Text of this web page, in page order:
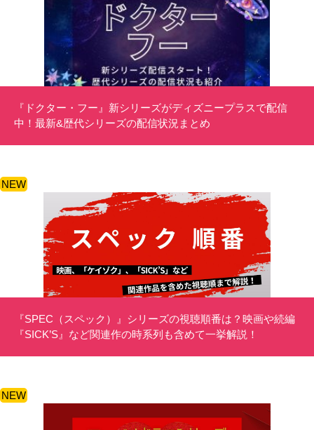
『ドクター・フー』新シリーズがディズニープラスで配信
中！最新&歴代シリーズの配信状況まとめ
NEW
『SPEC（スペック）』シリーズの視聴順番は？映画や続編
『SICK’S』など関連作の時系列も含めて一挙解説！
NEW